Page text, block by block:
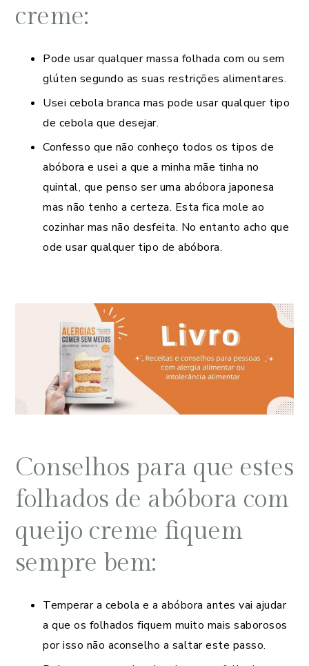
creme:
Pode usar qualquer massa folhada com ou sem
glúten segundo as suas restrições alimentares.
Usei cebola branca mas pode usar qualquer tipo
de cebola que desejar.
Confesso que não conheço todos os tipos de
abóbora e usei a que a minha mãe tinha no
quintal, que penso ser uma abóbora japonesa
mas não tenho a certeza. Esta fica mole ao
cozinhar mas não desfeita. No entanto acho que
ode usar qualquer tipo de abóbora.
Conselhos para que estes
folhados de abóbora com
queijo creme fiquem
sempre bem:
Temperar a cebola e a abóbora antes vai ajudar
a que os folhados fiquem muito mais saborosos
por isso não aconselho a saltar este passo.